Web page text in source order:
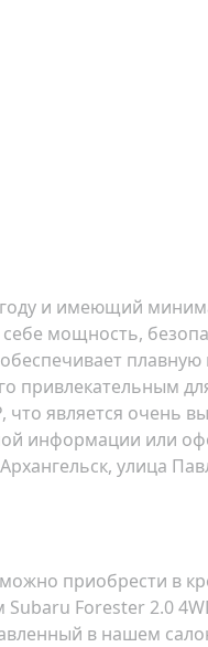
году и имеющий
мощность,
плавную
привлекательным
что является очень
информации или
Архангельск, улица
приобрести в
Forester 2.0
в нашем